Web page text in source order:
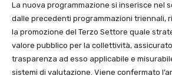
La nuova programmazione si inserisce nel
dalle precedenti programmazioni triennali,
la promozione del Terzo Settore quale
valore pubblico per la collettività,
trasparenza ad esso applicabile e
sistemi di valutazione. Viene confermato